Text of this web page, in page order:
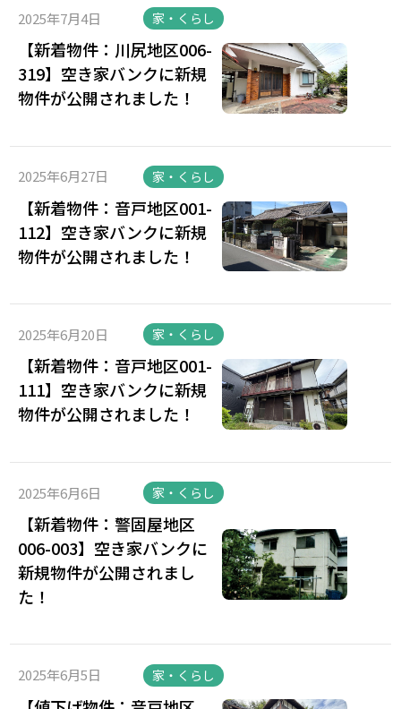
2025年7月4日 家・くらし
【新着物件：川尻地区006-
319】空き家バンクに新規
物件が公開されました！
2025年6月27日 家・くらし
【新着物件：音戸地区001-
112】空き家バンクに新規
物件が公開されました！
2025年6月20日 家・くらし
【新着物件：音戸地区001-
111】空き家バンクに新規
物件が公開されました！
2025年6月6日 家・くらし
【新着物件：警固屋地区
006-003】空き家バンクに
新規物件が公開されまし
た！
2025年6月5日 家・くらし